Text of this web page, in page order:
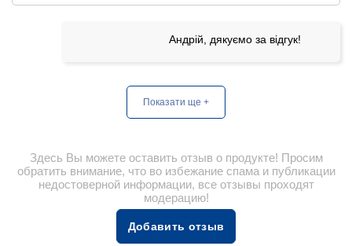
Андрій, дякуємо за відгук!
Показати ще +
Здесь Вы можете оставить отзыв о продукте! Просим
обратить внимание, что во избежание спама и публикации
недостоверной информации, все отзывы проходят
модерацию!
Добавить отзыв